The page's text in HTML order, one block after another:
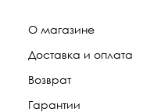
О магазине
Доставка и оплата
Возврат
Гарантии